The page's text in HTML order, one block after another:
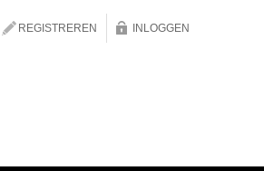
REGISTREREN INLOGGEN